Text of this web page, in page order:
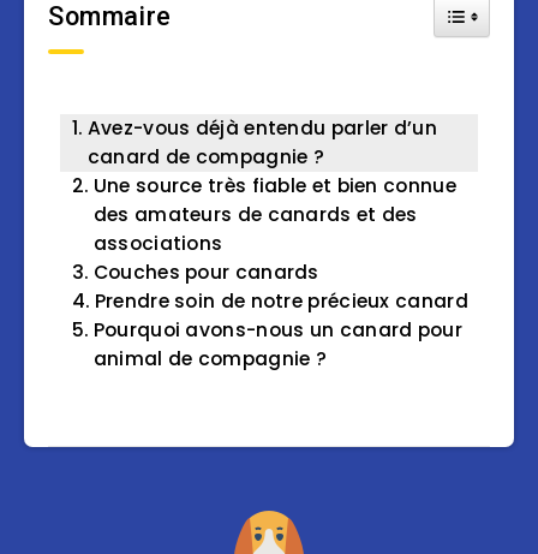
Sommaire Toggle
Avez-vous déjà entendu parler d’un
canard de compagnie ?
Une source très fiable et bien connue
des amateurs de canards et des
associations
Couches pour canards
Prendre soin de notre précieux canard
Pourquoi avons-nous un canard pour
animal de compagnie ?